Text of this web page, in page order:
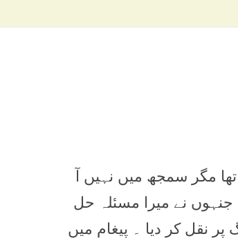
مگر سمجھ میں نہيں آ
نے ميرا مسئلہ حل
پر نقل کر ديا ۔ پيغام میں